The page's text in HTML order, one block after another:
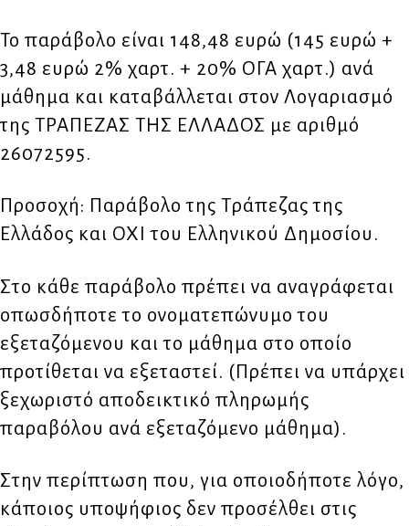
Το παράβολο είναι 148,48 ευρώ (145 ευρώ +
3,48 ευρώ 2% χαρτ. + 20% ΟΓΑ χαρτ.) ανά
μάθημα και καταβάλλεται στον Λογαριασμό
της ΤΡΑΠΕΖΑΣ ΤΗΣ ΕΛΛΑΔΟΣ με αριθμό
26072595.
Προσοχή: Παράβολο της Τράπεζας της
Ελλάδος και ΟΧΙ του Ελληνικού Δημοσίου.
Στο κάθε παράβολο πρέπει να αναγράφεται
οπωσδήποτε το ονοματεπώνυμο του
εξεταζόμενου και το μάθημα στο οποίο
προτίθεται να εξεταστεί. (Πρέπει να υπάρχει
ξεχωριστό αποδεικτικό πληρωμής
παραβόλου ανά εξεταζόμενο μάθημα).
Στην περίπτωση που, για οποιοδήποτε λόγο,
κάποιος υποψήφιος δεν προσέλθει στις